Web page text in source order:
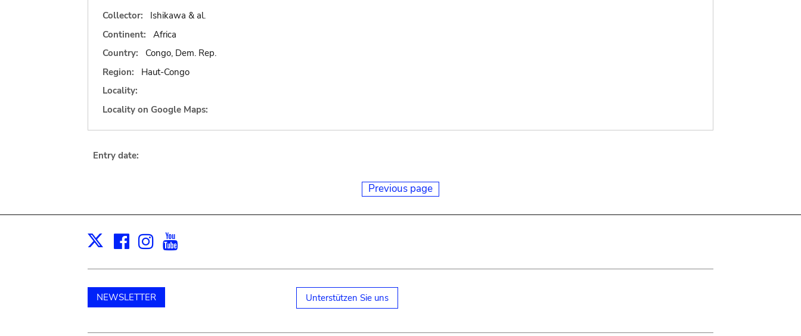
Collector:
Ishikawa & al.
Continent:
Africa
Country:
Congo, Dem. Rep.
Region:
Haut-Congo
Locality:
Locality on Google Maps:
Entry date:
Previous page
X Facebook
Instagram
NEWSLETTER Unterstützen Sie uns